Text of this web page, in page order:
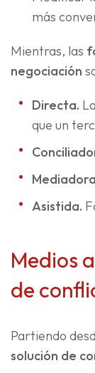
más
Mientras, las
negociación
Directa.
que un
Asistida.
Medios
de
Partiendo
solución de